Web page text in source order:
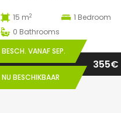
15 m2 1 Bedroom
0 Bathrooms
BESCH. VANAF SEP.
NU BESCHIKBAAR
355€